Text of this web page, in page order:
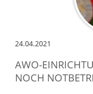
24.04.2021
AWO-
NOCH